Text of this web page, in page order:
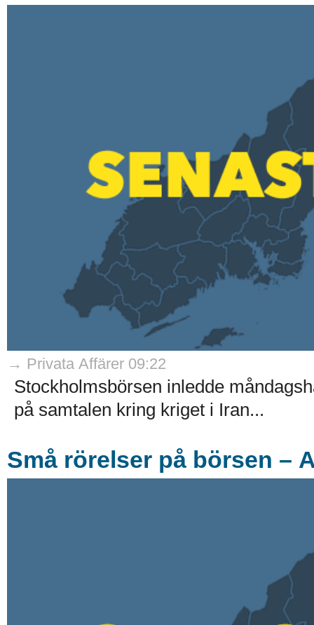
→ Privata Affärer 09:22
Stockholmsbörsen inledde
på samtalen kring kriget i Iran...
Små rörelser på börsen –